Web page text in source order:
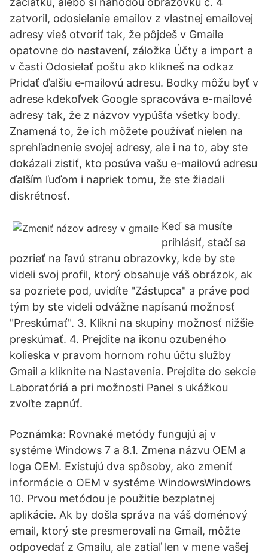
zatvoril, odosielanie emailov z vlastnej emailovej
adresy vieš otvoriť tak, že pôjdeš v Gmaile
opatovne do nastavení, záložka Účty a import a
v časti Odosielať poštu ako klikneš na odkaz
Pridať ďalšiu e‑mailovú adresu. Bodky môžu byť v
adrese kdekoľvek Google spracováva e-mailové
adresy tak, že z názvov vypúšťa všetky body.
Znamená to, že ich môžete používať nielen na
sprehľadnenie svojej adresy, ale i na to, aby ste
dokázali zistiť, kto posúva vašu e-mailovú adresu
ďalším ľuďom i napriek tomu, že ste žiadali
diskrétnosť.
Keď sa musíte
prihlásiť, stačí sa
pozrieť na ľavú stranu obrazovky, kde by ste
videli svoj profil, ktorý obsahuje váš obrázok, ak
sa pozriete pod, uvidíte "Zástupca" a práve pod
tým by ste videli odvážne napísanú možnosť
"Preskúmať". 3. Klikni na skupiny možnosť nižšie
preskúmať. 4. Prejdite na ikonu ozubeného
kolieska v pravom hornom rohu účtu služby
Gmail a kliknite na Nastavenia. Prejdite do sekcie
Laboratóriá a pri možnosti Panel s ukážkou
zvoľte zapnúť.
Poznámka: Rovnaké metódy fungujú aj v
systéme Windows 7 a 8.1. Zmena názvu OEM a
loga OEM. Existujú dva spôsoby, ako zmeniť
informácie o OEM v systéme WindowsWindows
10. Prvou metódou je použitie bezplatnej
aplikácie. Ak by došla správa na váš doménový
email, ktorý ste presmerovali na Gmail, môžte
odpovedať z Gmailu, ale zatiaľ len v mene vašej